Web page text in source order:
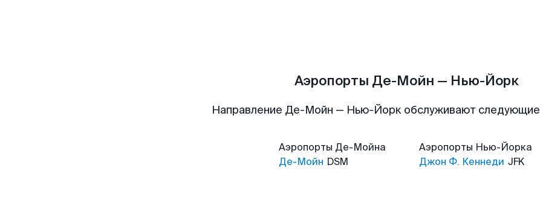
Аэропорты Де-Мойн — Нью-Йорк
Направление Де-Мойн — Нью-Йорк обслуживают
Аэропорты Де-Мойна
Де-Мойн DSM
Аэропорты Нью-Йорка
Джон Ф. Кеннеди JFK